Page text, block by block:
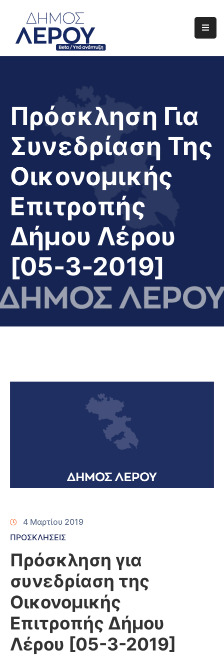
Αρχική
Διαφάνεια
Το
Νησί
Μας
Πρόσκληση Για
Συνεδρίαση Της
Οικονομικής
Επιτροπής
Δήμου Λέρου
[05-3-2019]
4 Μαρτίου 2019
ΠΡΟΣΚΛΗΣΕΙΣ
Πρόσκληση για
συνεδρίαση της
Οικονομικής
Επιτροπής Δήμου
Λέρου [05-3-2019]